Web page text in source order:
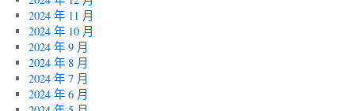
2024 年 11 月
2024 年 10 月
2024 年 9 月
2024 年 8 月
2024 年 7 月
2024 年 6 月